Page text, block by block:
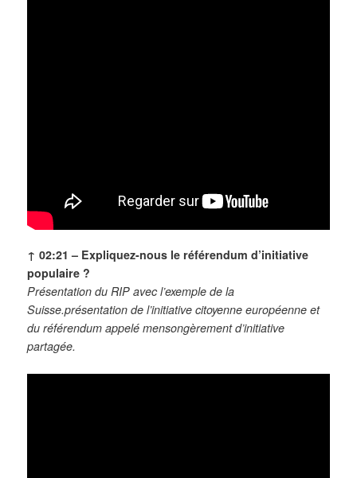
↑ 02:21 – Expliquez-nous le référendum d’initiative
populaire ?
Présentation du RIP avec l’exemple de la
Suisse.présentation de l’initiative citoyenne européenne et
du référendum appelé mensongèrement d’initiative
partagée.